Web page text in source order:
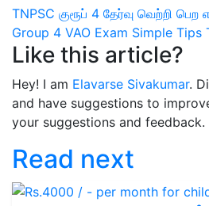
TNPSC குரூப் 4 தேர்வு வெற்றி பெற
Group 4 VAO Exam Simple Tips
Like this article?
Hey! I am Elavarse Sivakumar.
and have suggestions to
your suggestions and feedback.
Read next